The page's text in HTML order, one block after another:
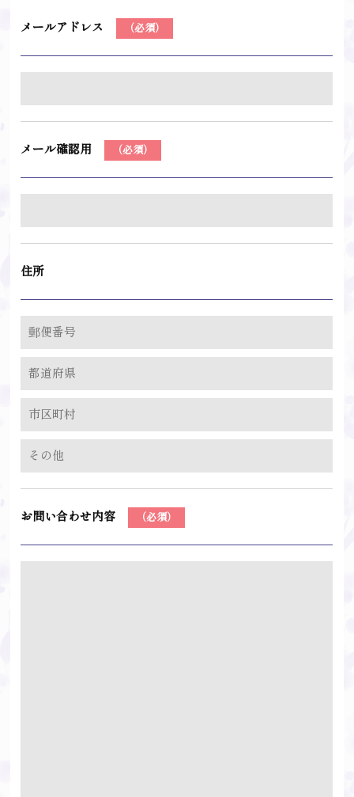
メールアドレス （必須）
メール確認用 （必須）
住所
お問い合わせ内容 （必須）